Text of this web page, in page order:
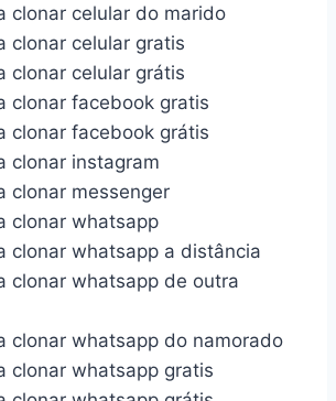
clonar celular do marido
clonar celular gratis
clonar celular grátis
clonar facebook gratis
clonar facebook grátis
clonar instagram
clonar messenger
clonar whatsapp
clonar whatsapp a distância
clonar whatsapp de outra
clonar whatsapp do namorado
clonar whatsapp gratis